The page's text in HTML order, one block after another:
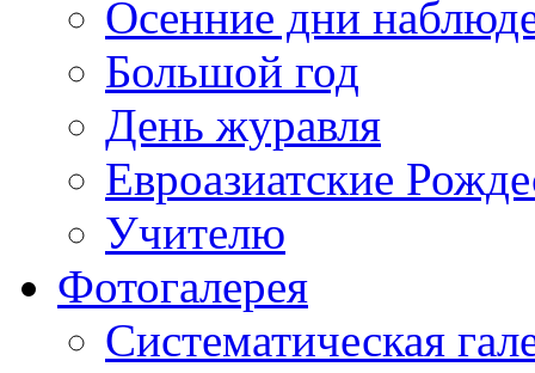
Осенние дни
Большой год
День журавля
Евроазиатские
Учителю
Фотогалерея
Систематическая